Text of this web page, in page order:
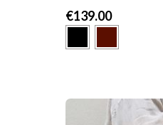
€139.00